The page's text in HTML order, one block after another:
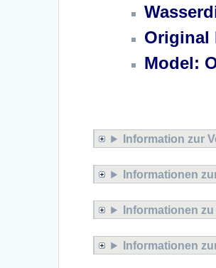
Original
Model:
Information zur
Informationen
Informationen
Informationen